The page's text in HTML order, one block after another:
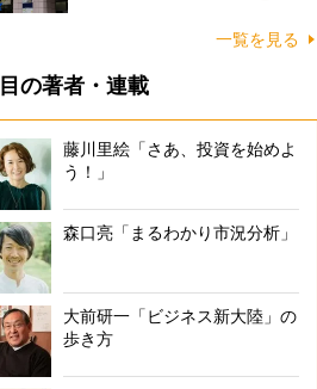
一覧を見る
の著者・連載
藤川里絵「さあ、投資を始めよ
う！」
森口亮「まるわかり市況分析」
大前研一「ビジネス新大陸」の
歩き方